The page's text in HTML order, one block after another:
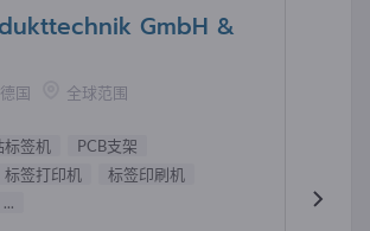
GmbH &
德国 全球范围
标签机
PCB支架
标签打印机
标签印刷机
...